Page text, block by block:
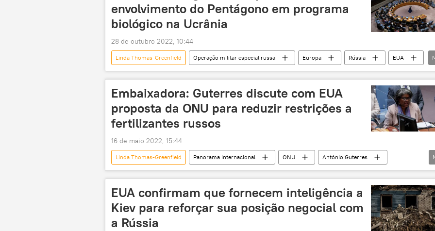
envolvimento do Pentágono em programa
biológico na Ucrânia
28 de outubro 2022, 10:44
Linda Thomas-Greenfield Operação militar especial russa Europa Rússia
EUA
Vasily Nebenzya
ONU Conselho de Segurança das Nações Unidas Ucrânia
Embaixadora: Guterres discute com EUA
proposta da ONU para reduzir restrições a
fertilizantes russos
16 de maio 2022, 15:44
Linda Thomas-Greenfield Panorama internacional ONU
António Guterres
fertilizantes
Ucrânia grãos geopolítica
conflito ucraniano
EUA confirmam que fornecem inteligência a
Kiev para reforçar sua posição negocial com
a Rússia